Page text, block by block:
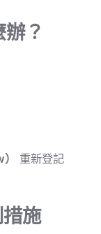
？
重新登記
施